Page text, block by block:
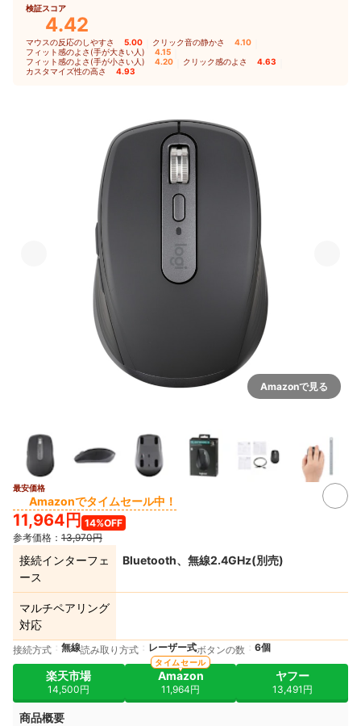
検証スコア
4.42
マウスの反応のしやすさ 5.00 クリック音の静かさ 4.10
フィット感のよさ(手が大きい人) 4.15
フィット感のよさ(手が小さい人) 4.20 クリック感のよさ 4.63
カスタマイズ性の高さ 4.93
Amazonで見る
最安価格
Amazonでタイムセール中！
11,964円 14%OFF
参考価格： 13,970円
接続インターフェ
ース
Bluetooth、無線2.4GHz(別売)
マルチペアリング
対応
接続方式 無線読み取り方式 レーザー式ボタンの数 6個
楽天市場
14,500円
Amazon
11,964円
タイムセール
ヤフー
13,491円
商品概要